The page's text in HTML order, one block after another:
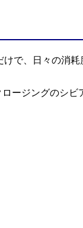
で、日々の消耗
ージングのシ